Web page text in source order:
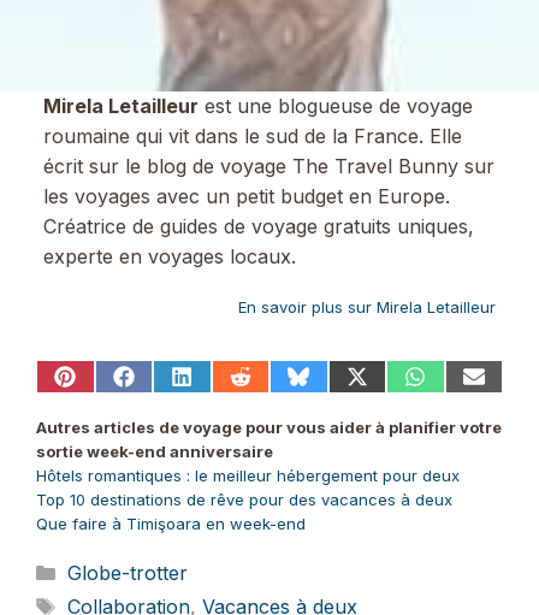
Mirela Letailleur est une blogueuse de voyage
roumaine qui vit dans le sud de la France. Elle
écrit sur le blog de voyage The Travel Bunny sur
les voyages avec un petit budget en Europe.
Créatrice de guides de voyage gratuits uniques,
experte en voyages locaux.
En savoir plus sur Mirela Letailleur
Share
Pinterest
Share
Facebook
Share
LinkedIn
Share
Reddit
Share
Bluesky
Share
X
(Twitter)
Share
WhatsApp
Share
Email
Autres articles de voyage pour vous aider à planifier votre
sortie week-end anniversaire
Hôtels romantiques : le meilleur hébergement pour deux
Top 10 destinations de rêve pour des vacances à deux
Que faire à Timişoara en week-end
Catégories
Globe-trotter
Étiquettes
Collaboration, Vacances à deux